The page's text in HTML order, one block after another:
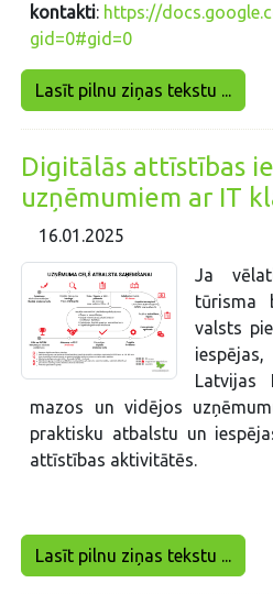
kontakti: https://
gid=0#gid=0
Lasīt pilnu ziņas tekstu ...
Digitālās attīstības
uzņēmumiem ar IT
16.01.2025
Ja
tūrisma
valsts
Latvijas
mazos un vidējos
praktisku atbalstu un
attīstības aktivitātēs.
Lasīt pilnu ziņas tekstu ...